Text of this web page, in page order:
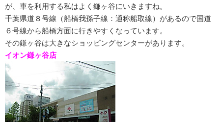
が、車を利用する私はよく鎌ヶ谷にいきますね。
千葉県道８号線（船橋我孫子線：通称船取線）があるので国道
６号線から船橋方面に行きやすくなっています。
その鎌ヶ谷は大きなショッピングセンターがあります。
イオン鎌ヶ谷店